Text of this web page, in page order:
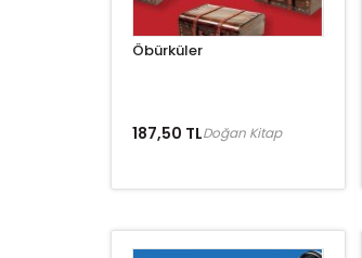
Öbürküler
187,50 TLDoğan Kitap